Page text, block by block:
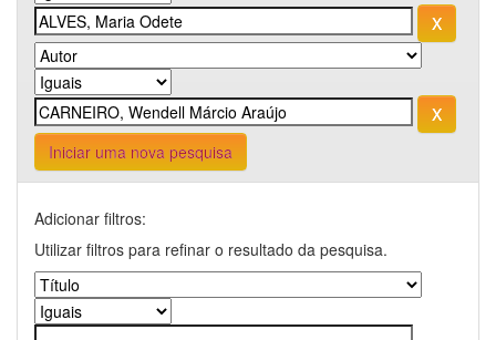
Iniciar uma nova pesquisa
Adicionar filtros:
Utilizar filtros para refinar o resultado da pesquisa.